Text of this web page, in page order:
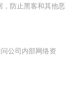
防止黑客和其他恶
公司内部网络资